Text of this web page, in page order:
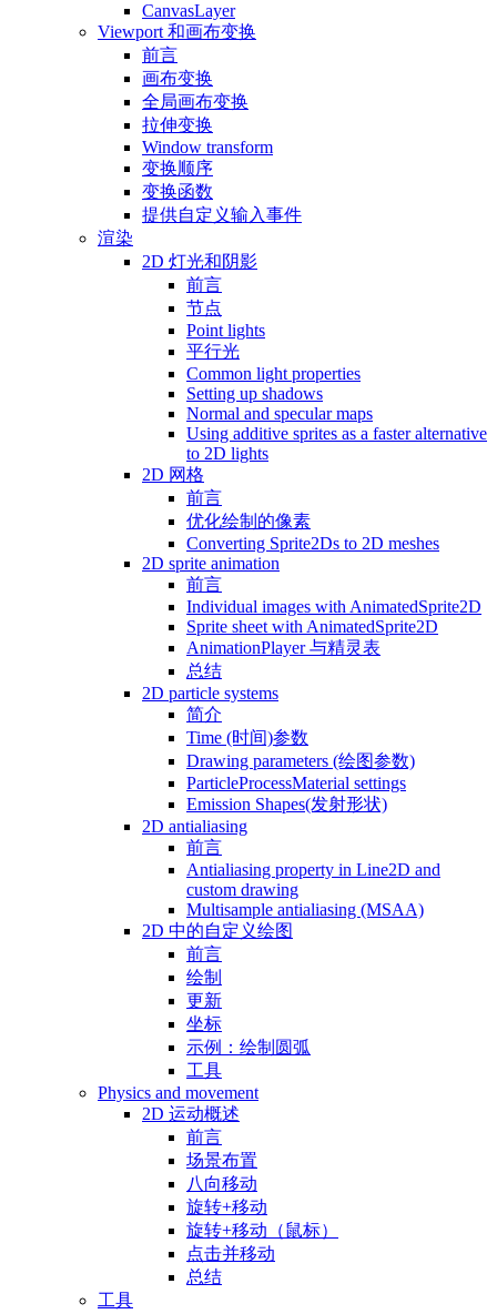
CanvasLayer
Viewport 和画布变换
前言
画布变换
全局画布变换
拉伸变换
Window transform
变换顺序
变换函数
提供自定义输入事件
渲染
2D 灯光和阴影
前言
节点
Point lights
平行光
Common light properties
Setting up shadows
Normal and specular maps
Using additive sprites as a faster alternative
to 2D lights
2D 网格
前言
优化绘制的像素
Converting Sprite2Ds to 2D meshes
2D sprite animation
前言
Individual images with AnimatedSprite2D
Sprite sheet with AnimatedSprite2D
AnimationPlayer 与精灵表
总结
2D particle systems
简介
Time (时间)参数
Drawing parameters (绘图参数)
ParticleProcessMaterial settings
Emission Shapes(发射形状)
2D antialiasing
前言
Antialiasing property in Line2D and
custom drawing
Multisample antialiasing (MSAA)
2D 中的自定义绘图
前言
绘制
更新
坐标
示例：绘制圆弧
工具
Physics and movement
2D 运动概述
前言
场景布置
八向移动
旋转+移动
旋转+移动（鼠标）
点击并移动
总结
工具